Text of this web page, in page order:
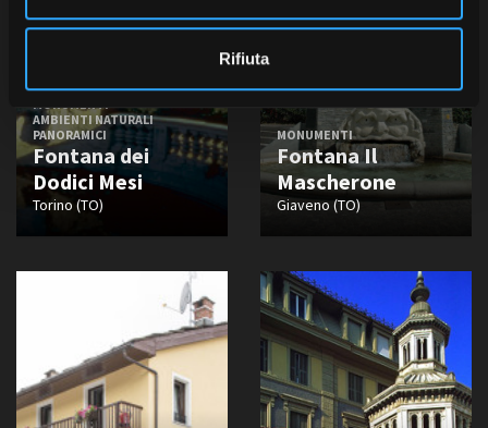
Rifiuta
AMBIENTI URBANI
MONUMENTI
AMBIENTI NATURALI
PANORAMICI
Fontana dei
Dodici Mesi
Torino (TO)
MONUMENTI
Fontana Il
Mascherone
Giaveno (TO)